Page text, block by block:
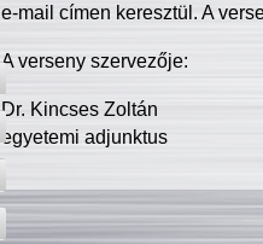
e-mail címen keresztül. A
A verseny szervezője:
Dr. Kincses Zoltán
egyetemi adjunktus